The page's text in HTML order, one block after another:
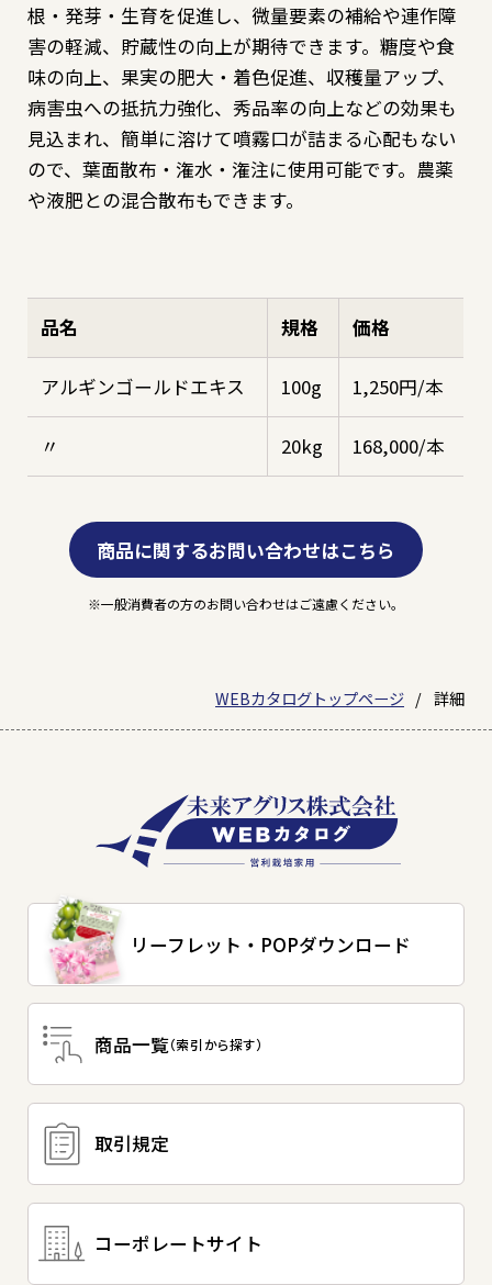
リーフレット・POPダウンロード
商品一覧（索引から探す）
園芸資材
根・発芽・生育を促進し、微量要素の補給や連作障
害の軽減、貯蔵性の向上が期待できます。糖度や食
味の向上、果実の肥大・着色促進、収穫量アップ、
病害虫への抵抗力強化、秀品率の向上などの効果も
見込まれ、簡単に溶けて噴霧口が詰まる心配もない
ので、葉面散布・潅水・潅注に使用可能です。農薬
や液肥との混合散布もできます。
品名 規格 価格
アルギンゴールドエキス 100g 1,250円/本
〃 20kg 168,000/本
商品に関するお問い合わせはこちら
一般消費者の方のお問い合わせはご遠慮ください。
WEBカタログトップページ 詳細
リーフレット・ POPダウンロード
商品一覧（索引から探す）
取引規定
コーポレートサイト